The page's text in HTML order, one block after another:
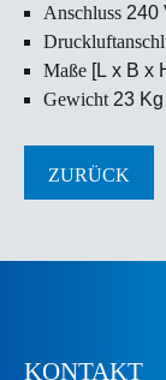
Anschluss 240
Maße [L x B x
Gewicht 23 Kg
ZURÜCK
KONTAKT